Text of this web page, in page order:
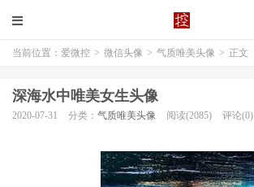
当前位置： 爱微控 > 微信头像 > 气质唯美头像 > 正文
深海水中唯美女生头像
2020-07-31 分类： 气质唯美头像 阅读(2085) 评论(0)